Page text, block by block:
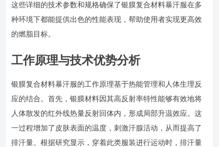
这些详细的技术参数和规格确保了银膜复合材料暴汗服在多
种环境下都能提供出色的性能表现，帮助使用者实现更高效
的燃脂目标。
工作原理与技术优势分析
银膜复合材料暴汗服的工作原理基于热能管理和人体生理反
应的结合。首先，银膜材料因其高反射率特性能够有效地将
人体散发的红外线热量反射回体内，形成局部升温效应。这
一过程增加了皮肤表面的温度，刺激汗腺活动，从而提高了
排汗量。根据研究显示，穿着此类服装进行运动时，排汗量